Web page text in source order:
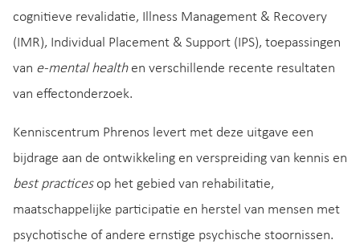
cognitieve revalidatie, Illness Management & Recovery
(IMR), Individual Placement & Support (IPS), toepassingen
van e-mental healthen verschillende recente resultaten
van effectonderzoek.
Kenniscentrum Phrenos levert met deze uitgave een
bijdrage aan de ontwikkeling en verspreiding van kennis en
best practicesop het gebied van rehabilitatie,
maatschappelijke participatie en herstel van mensen met
psychotische of andere ernstige psychische stoornissen.